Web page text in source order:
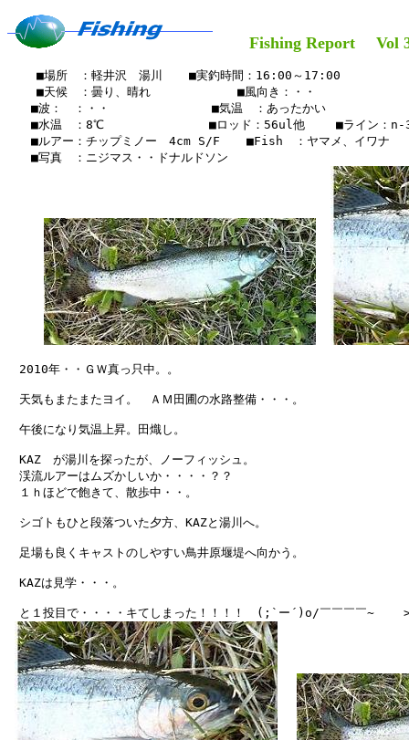
Fishing Report Vol
    ■場所　：軽井沢　湯川　  ■実釣時間：16:00～17:00
    ■天候　：曇り、晴れ   　    　　■風向き：・・
■波：　：・・　　　　　　　 　■気温　：あったかい
■水温　：8℃　　　　　　   　■ロッド：56ul他 　　■ライン：
■ルアー：チップミノー　4cm S/F　  ■Fish　：ヤマメ、イワナ
■写真　：ニジマス・・ドナルドソン
2010年・・ＧＷ真っ只中。。
天気もまたまたヨイ。　ＡＭ田圃の水路整備・・・。
午後になり気温上昇。田熾し。
KAZ　が湯川を探ったが、ノーフィッシュ。
渓流ルアーはムズかしいか・・・・？？
１ｈほどで飽きて、散歩中・・。
シゴトもひと段落ついた夕方、KAZと湯川へ。
足場も良くキャストのしやすい鳥井原堰堤へ向かう。
KAZは見学・・・。
と１投目で・・・・キてしまった！！！！　(;`ー´)o/￣￣￣￣~